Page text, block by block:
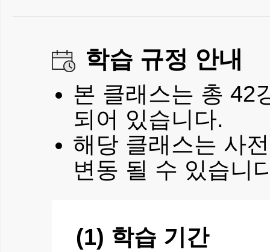
학습 규정 안내
본 클래스는 총 42
되어 있습니다.
해당 클래스는 사
변동 될 수 있습니
(1) 학습 기간